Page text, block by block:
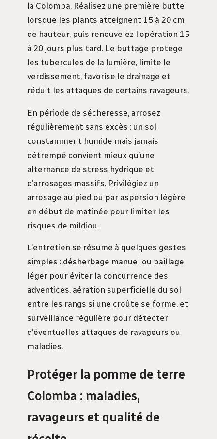
la Colomba. Réalisez une première butte
lorsque les plants atteignent 15 à 20 cm
de hauteur, puis renouvelez l’opération 15
à 20 jours plus tard. Le buttage protège
les tubercules de la lumière, limite le
verdissement, favorise le drainage et
réduit les attaques de certains ravageurs.
En période de sécheresse, arrosez
régulièrement sans excès : un sol
constamment humide mais jamais
détrempé convient mieux qu’une
alternance de stress hydrique et
d’arrosages massifs. Privilégiez un
arrosage au pied ou par aspersion légère
en début de matinée pour limiter les
risques de mildiou.
L’entretien se résume à quelques gestes
simples : désherbage manuel ou paillage
léger pour éviter la concurrence des
adventices, aération superficielle du sol
entre les rangs si une croûte se forme, et
surveillance régulière pour détecter
d’éventuelles attaques de ravageurs ou
maladies.
Protéger la pomme de terre
Colomba : maladies,
ravageurs et qualité de